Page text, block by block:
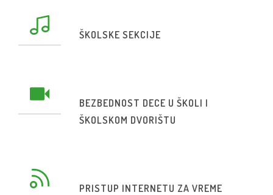
ŠKOLSKE SEKCIJE
BEZBEDNOST DECE U ŠKOLI I
ŠKOLSKOM DVORIŠTU
PRISTUP INTERNETU ZA VREME